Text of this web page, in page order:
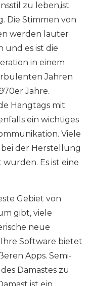
zu leben,ist
Die Stimmen von
werden lauter
und es ist die
in einem
Jahren
Jahre.
Hangtags mit
ein wichtiges
Viele
bei der Herstellung
Es ist eine
Gebiet von
gibt, viele
neue
Software bietet
Apps. Semi-
Damastes zu